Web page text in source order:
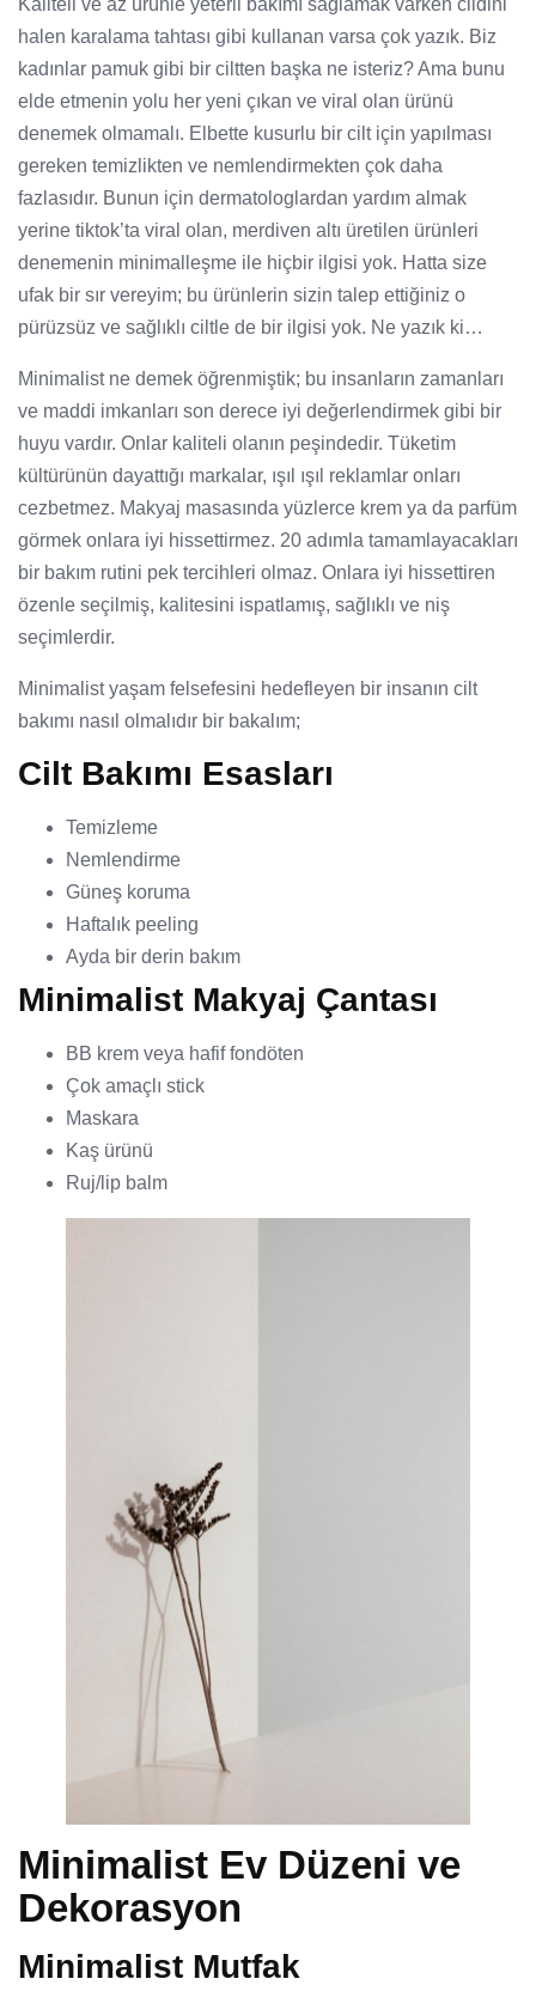
halen karalama tahtası gibi kullanan varsa çok yazık. Biz
kadınlar pamuk gibi bir ciltten başka ne isteriz? Ama bunu
elde etmenin yolu her yeni çıkan ve viral olan ürünü
denemek olmamalı. Elbette kusurlu bir cilt için yapılması
gereken temizlikten ve nemlendirmekten çok daha
fazlasıdır. Bunun için dermatologlardan yardım almak
yerine tiktok’ta viral olan, merdiven altı üretilen ürünleri
denemenin minimalleşme ile hiçbir ilgisi yok. Hatta size
ufak bir sır vereyim; bu ürünlerin sizin talep ettiğiniz o
pürüzsüz ve sağlıklı ciltle de bir ilgisi yok. Ne yazık ki…
Minimalist ne demek öğrenmiştik; bu insanların zamanları
ve maddi imkanları son derece iyi değerlendirmek gibi bir
huyu vardır. Onlar kaliteli olanın peşindedir. Tüketim
kültürünün dayattığı markalar, ışıl ışıl reklamlar onları
cezbetmez. Makyaj masasında yüzlerce krem ya da parfüm
görmek onlara iyi hissettirmez. 20 adımla tamamlayacakları
bir bakım rutini pek tercihleri olmaz. Onlara iyi hissettiren
özenle seçilmiş, kalitesini ispatlamış, sağlıklı ve niş
seçimlerdir.
Minimalist yaşam felsefesini hedefleyen bir insanın cilt
bakımı nasıl olmalıdır bir bakalım;
Cilt Bakımı Esasları
Temizleme
Nemlendirme
Güneş koruma
Haftalık peeling
Ayda bir derin bakım
Minimalist Makyaj Çantası
BB krem veya hafif fondöten
Çok amaçlı stick
Maskara
Kaş ürünü
Ruj/lip balm
Minimalist Ev Düzeni ve
Dekorasyon
Minimalist Mutfak